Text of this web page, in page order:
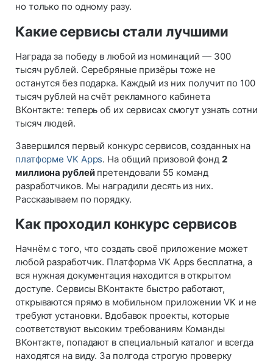
но только по одному разу.
Какие сервисы стали лучшими
Награда за победу в любой из номинаций — 300
тысяч рублей. Серебряные призёры тоже не
останутся без подарка. Каждый из них получит по 100
тысяч рублей на счёт рекламного кабинета
ВКонтакте: теперь об их сервисах смогут узнать сотни
тысяч людей.
Завершился первый конкурс сервисов, созданных на
платформе VK Apps. На общий призовой фонд 2
миллиона рублейпретендовали 55 команд
разработчиков. Мы наградили десять из них.
Рассказываем по порядку.
Как проходил конкурс сервисов
Начнём с того, что создать своё приложение может
любой разработчик. Платформа VK Apps бесплатна, а
вся нужная документация находится в открытом
доступе. Сервисы ВКонтакте быстро работают,
открываются прямо в мобильном приложении VK и не
требуют установки. Вдобавок проекты, которые
соответствуют высоким требованиям Команды
ВКонтакте, попадают в специальный каталог и всегда
находятся на виду. За полгода строгую проверку